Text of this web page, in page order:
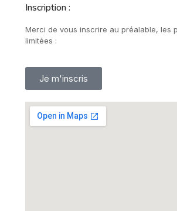
Inscription :
Merci de vous inscrire au préalable, les
limitées :
Je m'inscris